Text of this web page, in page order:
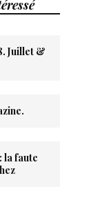
Juillet &
la faute